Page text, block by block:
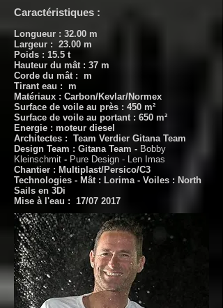
Caractéristiques :
Longueur : 32.00 m
Largeur : 23.00 m
Poids : 15.5 t
Hauteur du mât : 37 m
Corde du mât : m
Tirant eau : m
Matériaux : Carbon/Kevlar/Normex
Surface de voile au près : 450 m²
Surface de voile au portant : 650 m²
Energie : moteur diesel
Architectes : Team Verdier Gitana Team
Design Team : Gitana Team - Bobby
Kleinschmit - Pure Design - Len Imas
Chantier : Multiplast/Persico/C3
Technologies - Mât : Lorima - Voiles : North
Sails en 3Di
Mise à l'eau : 17/07 2017